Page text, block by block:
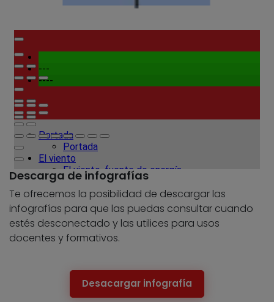
Descarga de infografías
Te ofrecemos la posibilidad de descargar las
infografías para que las puedas consultar cuando
estés desconectado y las utilices para usos
docentes y formativos.
Desacargar infografía